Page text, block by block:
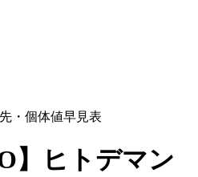
・個体値早見表
】ヒトデマン